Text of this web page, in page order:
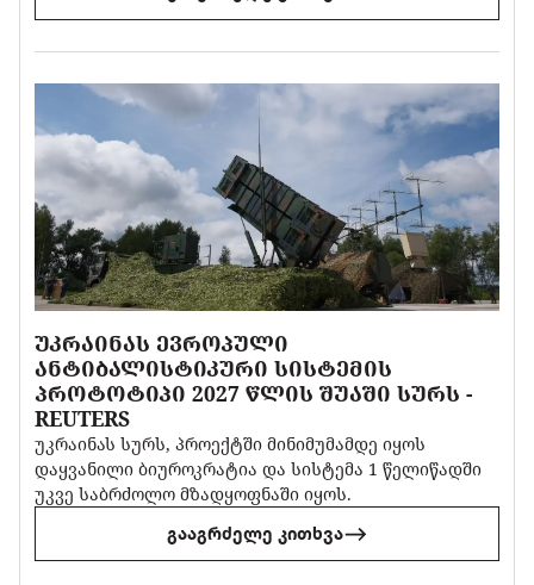
ᲣᲙᲠᲐᲘᲜᲐᲡ ᲔᲕᲠᲝᲞᲣᲚᲘ
ᲐᲜᲢᲘᲑᲐᲚᲘᲡᲢᲘᲙᲣᲠᲘ ᲡᲘᲡᲢᲔᲛᲘᲡ
ᲞᲠᲝᲢᲝᲢᲘᲞᲘ 2027 ᲬᲚᲘᲡ ᲨᲣᲐᲨᲘ ᲡᲣᲠᲡ -
REUTERS
უკრაინას სურს, პროექტში მინიმუმამდე იყოს
დაყვანილი ბიუროკრატია და სისტემა 1 წელიწადში
უკვე საბრძოლო მზადყოფნაში იყოს.
გააგრძელე კითხვა